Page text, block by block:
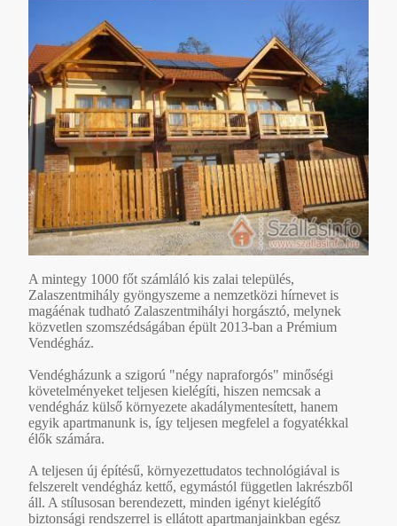
A mintegy 1000 főt számláló kis zalai település,
Zalaszentmihály gyöngyszeme a nemzetközi hírnevet is
magáénak tudható Zalaszentmihályi horgásztó, melynek
közvetlen szomszédságában épült 2013-ban a Prémium
Vendégház.
Vendégházunk a szigorú "négy napraforgós" minőségi
követelményeket teljesen kielégíti, hiszen nemcsak a
vendégház külső környezete akadálymentesített, hanem
egyik apartmanunk is, így teljesen megfelel a fogyatékkal
élők számára.
A teljesen új építésű, környezettudatos technológiával is
felszerelt vendégház kettő, egymástól független lakrészből
áll. A stílusosan berendezett, minden igényt kielégítő
biztonsági rendszerrel is ellátott apartmanjainkban egész